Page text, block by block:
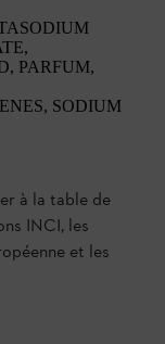
PARFUM,
SODIUM
à la table de
INCI, les
et les